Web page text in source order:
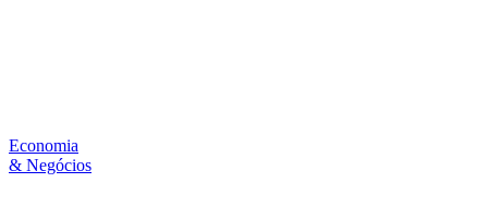
Economia
& Negócios